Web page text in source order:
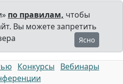
по правилам, чтобы
Вы можете запретить
Ясно
Конкурсы
Вебинары